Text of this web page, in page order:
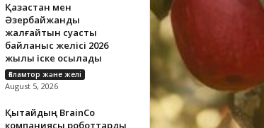
Қазақстан мен
Әзербайжанды
жалғайтын суасты
байланыс желісі 2026
жылы іске қосылады
Ғаламтор және желі
August 5, 2026
Қытайдың BrainCo
компаниясы роботтарды